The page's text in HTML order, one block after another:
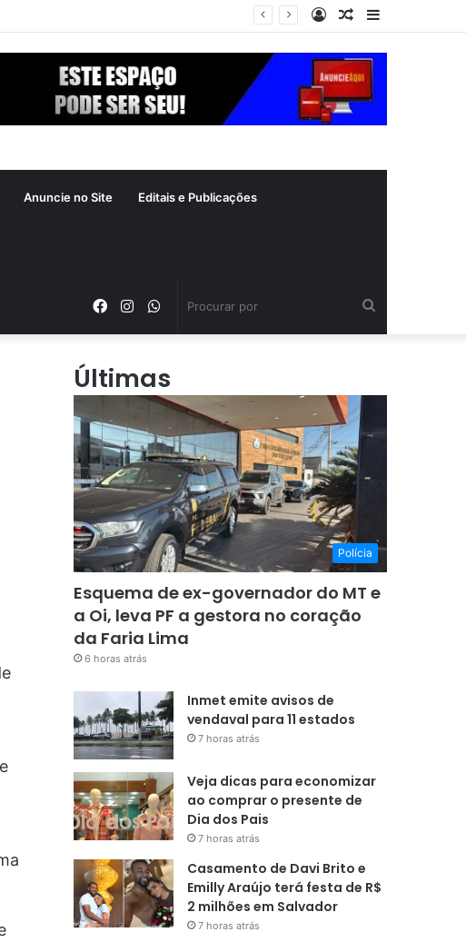
Barra
Artigo
Entrar
Anuncie no Site Editais e Publicações
WhatsApp
Instagram
Facebook
Últimas
Polícia
Esquema de ex-governador do MT e
a Oi, leva PF a gestora no coração
da Faria Lima
6 horas atrás
Inmet emite avisos de
vendaval para 11 estados
7 horas atrás
Veja dicas para economizar
ao comprar o presente de
Dia dos Pais
7 horas atrás
Casamento de Davi Brito e
Emilly Araújo terá festa de R$
2 milhões em Salvador
7 horas atrás